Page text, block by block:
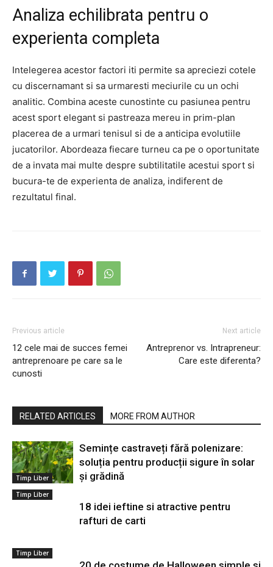
Analiza echilibrata pentru o
experienta completa
Intelegerea acestor factori iti permite sa apreciezi cotele
cu discernamant si sa urmaresti meciurile cu un ochi
analitic. Combina aceste cunostinte cu pasiunea pentru
acest sport elegant si pastreaza mereu in prim-plan
placerea de a urmari tenisul si de a anticipa evolutiile
jucatorilor. Abordeaza fiecare turneu ca pe o oportunitate
de a invata mai multe despre subtilitatile acestui sport si
bucura-te de experienta de analiza, indiferent de
rezultatul final.
Previous article
12 cele mai de succes femei
antreprenoare pe care sa le
cunosti
Next article
Antreprenor vs. Intrapreneur:
Care este diferenta?
RELATED ARTICLES MORE FROM AUTHOR
Timp Liber
Semințe castraveți fără polenizare:
soluția pentru producții sigure în solar
și grădină
Timp Liber
18 idei ieftine si atractive pentru
rafturi de carti
Timp Liber